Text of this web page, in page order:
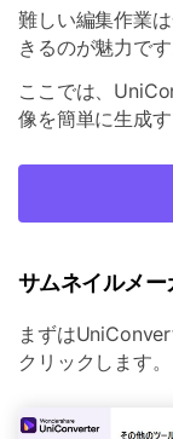
難しい編集作業
きるのが魅力です
ここでは、
像を簡単に生成
サムネイルメ
まずは
クリックします。